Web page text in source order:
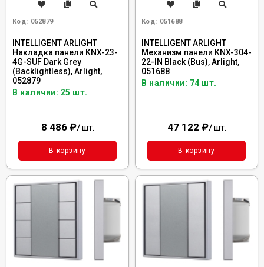
Код: 052879
INTELLIGENT ARLIGHT
Накладка панели KNX-23-
4G-SUF Dark Grey
(Backlightless), Arlight,
052879
В наличии: 25 шт.
8 486 ₽/шт.
В корзину
Код: 051688
INTELLIGENT ARLIGHT
Механизм панели KNX-304-
22-IN Black (Bus), Arlight,
051688
В наличии: 74 шт.
47 122 ₽/шт.
В корзину